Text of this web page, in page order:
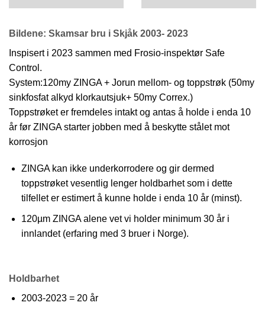
Bildene: Skamsar bru i Skjåk 2003- 2023
Inspisert i 2023 sammen med Frosio-inspektør Safe
Control.
System:120my ZINGA + Jorun mellom- og toppstrøk (50my
sinkfosfat alkyd klorkautsjuk+ 50my Correx.)
Toppstrøket er fremdeles intakt og antas å holde i enda 10
år før ZINGA starter jobben med å beskytte stålet mot
korrosjon
ZINGA kan ikke underkorrodere og gir dermed
toppstrøket vesentlig lenger holdbarhet som i dette
tilfellet er estimert å kunne holde i enda 10 år (minst).
120µm ZINGA alene vet vi holder minimum 30 år i
innlandet (erfaring med 3 bruer i Norge).
Holdbarhet
2003-2023 = 20 år